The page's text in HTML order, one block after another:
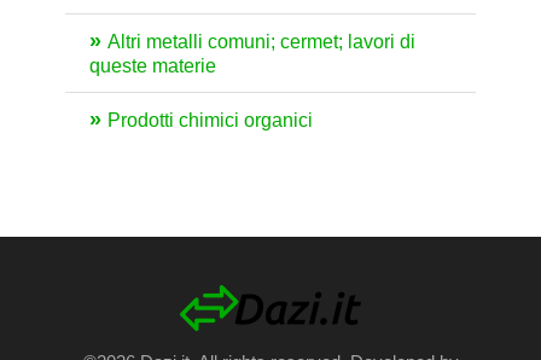
Altri metalli comuni; cermet; lavori di
queste materie
Prodotti chimici organici